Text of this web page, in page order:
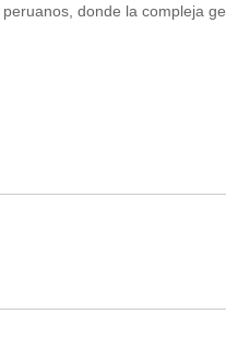
donde la compleja